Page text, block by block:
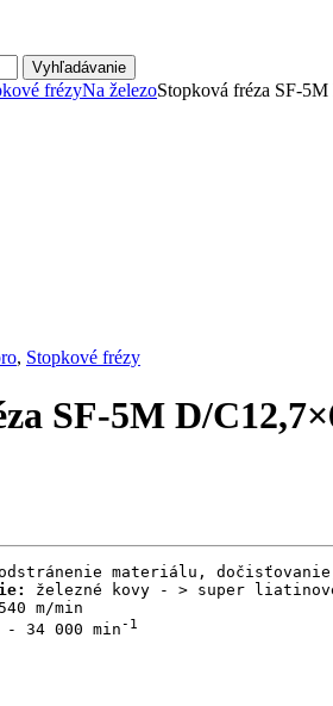
Vyhľadávanie
frézyNa železoStopková fréza SF-
, Stopkové frézy
SF-5M D/
- 34 000 min-1